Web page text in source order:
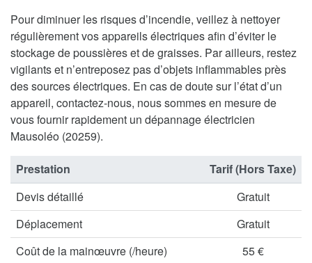
Pour diminuer les risques d’incendie, veillez à nettoyer
régulièrement vos appareils électriques afin d’éviter le
stockage de poussières et de graisses. Par ailleurs, restez
vigilants et n’entreposez pas d’objets inflammables près
des sources électriques. En cas de doute sur l’état d’un
appareil, contactez-nous, nous sommes en mesure de
vous fournir rapidement un dépannage électricien
Mausoléo (20259).
Prestation
Tarif (Hors Taxe)
Devis détaillé
Gratuit
Déplacement
Gratuit
Coût de la mainœuvre (/heure)
55 €